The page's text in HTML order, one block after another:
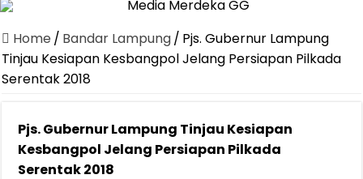
Canangkan Desa TAPIS dan Luncurkan Sekolah Lansia di
Pemprov Lampung Berhasil Kendalikan Inflasi, Jadi Provinsi
Pemprov Lampung Perkuat Pembangunan Rumah Layak Huni
Pastikan Pelayanan Maksimal, Direksi Jasa Raharja Tinjau Korban
Dirut Jasa Raharja Dampingi Wamenhub Tinjau Penanganan
Home / Bandar Lampung/ Pjs. Gubernur Lampung
Tinjau Kesiapan Kesbangpol Jelang Persiapan Pilkada
Serentak 2018
Pjs. Gubernur Lampung Tinjau Kesiapan
Kesbangpol Jelang Persiapan Pilkada
Serentak 2018